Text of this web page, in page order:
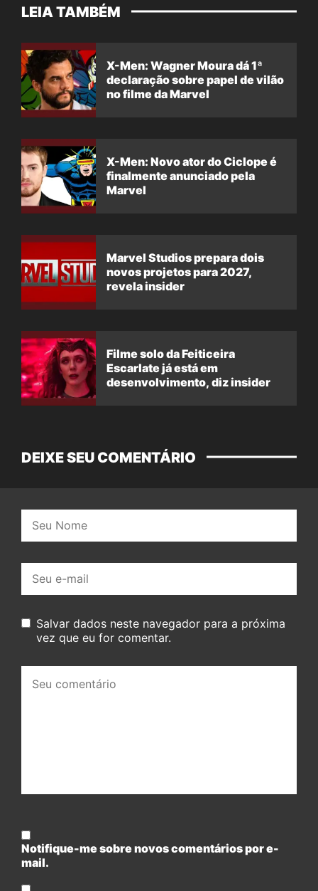
LEIA TAMBÉM
X-Men: Wagner Moura dá 1ª
declaração sobre papel de vilão
no filme da Marvel
X-Men: Novo ator do Ciclope é
finalmente anunciado pela
Marvel
Marvel Studios prepara dois
novos projetos para 2027,
revela insider
Filme solo da Feiticeira
Escarlate já está em
desenvolvimento, diz insider
DEIXE SEU COMENTÁRIO
mail:
Salvar dados neste navegador para a próxima
vez que eu for comentar.
comentário:
Notifique-me sobre novos comentários por e-
mail.